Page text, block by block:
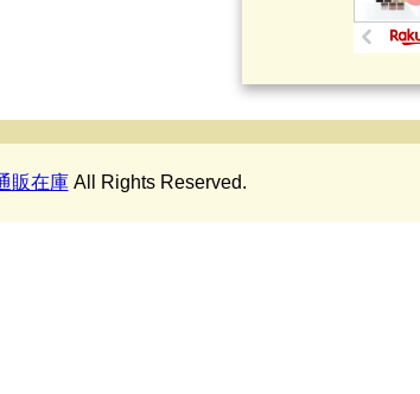
販在庫All Rights Reserved.